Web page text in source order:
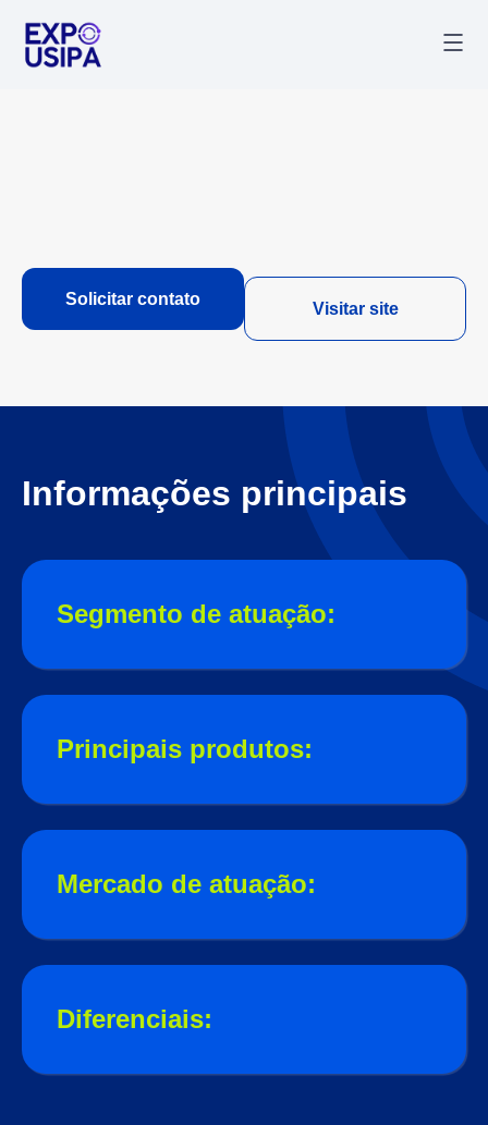
Solicitar contato
Visitar site
Informações principais
Segmento de atuação:
Principais produtos:
Mercado de atuação:
Diferenciais: